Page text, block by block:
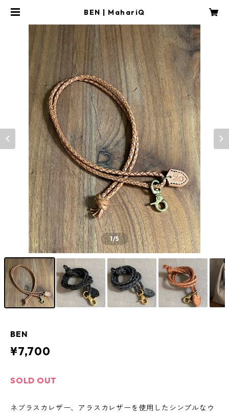
BEN | MahariQ
1/5
BEN
¥7,700
SOLD OUT
ネブラスカレザー、アラスカレザーを使用したシンプルなウ